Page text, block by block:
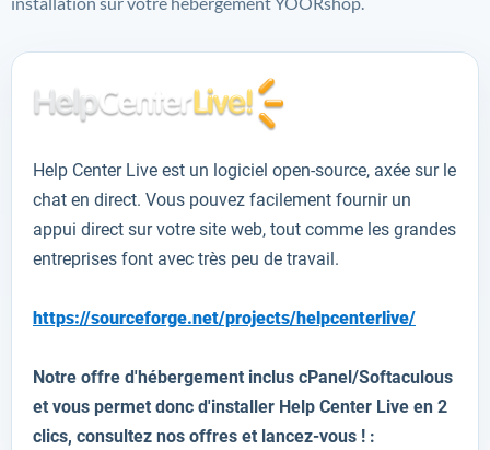
Help Center Live est un logiciel open-source, axée sur le
chat en direct. Vous pouvez facilement fournir un
appui direct sur votre site web, tout comme les grandes
entreprises font avec très peu de travail.
https://sourceforge.net/projects/helpcenterlive/
Notre offre d'hébergement inclus cPanel/Softaculous
et vous permet donc d'installer Help Center Live en 2
clics, consultez nos offres et lancez-vous ! :